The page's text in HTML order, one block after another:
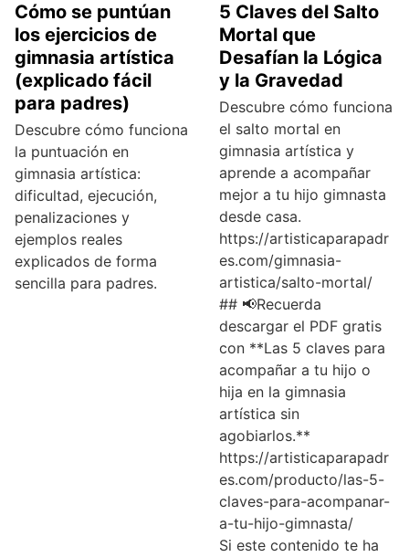
Cómo se puntúan
los ejercicios de
gimnasia artística
(explicado fácil
para padres)
Descubre cómo funciona
la puntuación en
gimnasia artística:
dificultad, ejecución,
penalizaciones y
ejemplos reales
explicados de forma
sencilla para padres.
5 Claves del Salto
Mortal que
Desafían la Lógica
y la Gravedad
Descubre cómo funciona
el salto mortal en
gimnasia artística y
aprende a acompañar
mejor a tu hijo gimnasta
desde casa.
https://artisticaparapadr
es.com/gimnasia-
artistica/salto-mortal/
## 📢Recuerda
descargar el PDF gratis
con **Las 5 claves para
acompañar a tu hijo o
hija en la gimnasia
artística sin
agobiarlos.**
https://artisticaparapadr
es.com/producto/las-5-
claves-para-acompanar-
a-tu-hijo-gimnasta/
Si este contenido te ha